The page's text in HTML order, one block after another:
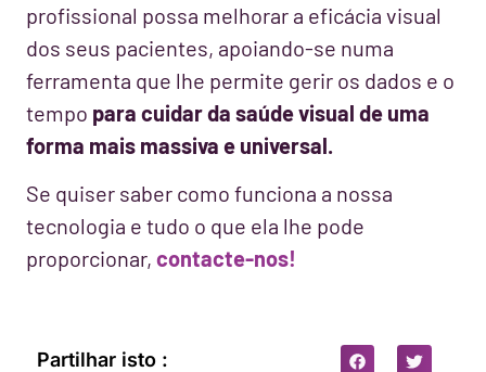
profissional possa melhorar a eficácia visual
dos seus pacientes, apoiando-se numa
ferramenta que lhe permite gerir os dados e o
tempo para cuidar da saúde visual de uma
forma mais massiva e universal.
Se quiser saber como funciona a nossa
tecnologia e tudo o que ela lhe pode
proporcionar, contacte-nos!
Partilhar isto :